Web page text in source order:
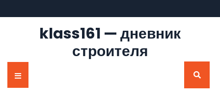
к
содержимомуklass161 — дневник
строителя
Кнопка